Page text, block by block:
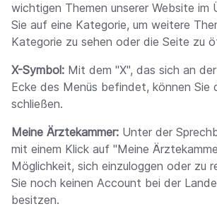
wichtigen Themen unserer Website im
Sie auf eine Kategorie, um weitere
Kategorie zu sehen oder die Seite zu
X-Symbol: Mit dem "X", das sich an
Ecke des Menüs befindet, können Sie
schließen.
Meine Ärztekammer: Unter der
mit einem Klick auf "Meine
Möglichkeit, sich einzuloggen oder zu
Sie noch keinen Account bei der
besitzen.